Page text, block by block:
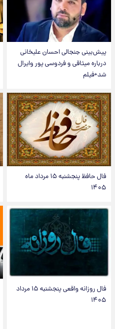
پیش‌بینی جنجالی احسان علیخانی
درباره میثاقی و فردوسی پور وایرال
شد+فیلم
فال حافظ پنجشنبه ۱۵ مرداد ماه
۱۴۰۵
فال روزانه واقعی پنجشنبه ۱۵ مرداد
۱۴۰۵